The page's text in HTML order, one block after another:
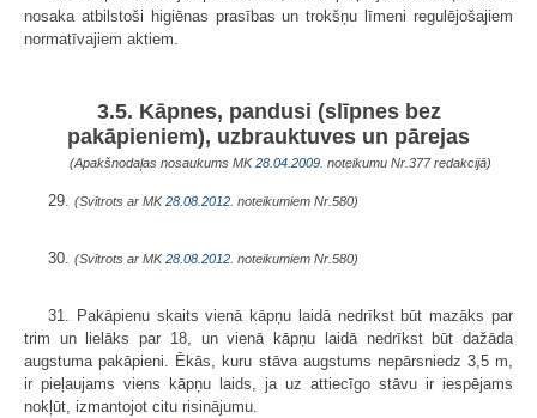
nosaka atbilstoši higiēnas prasības un trokšņu līmeni regulējošajiem
normatīvajiem aktiem.
3.5. Kāpnes, pandusi (slīpnes bez
pakāpieniem), uzbrauktuves un pārejas
(Apakšnodaļas nosaukums MK28.04.2009. noteikumu Nr.377 redakcijā)
29. (Svītrots ar MK28.08.2012. noteikumiem Nr.580)
30. (Svītrots ar MK28.08.2012. noteikumiem Nr.580)
31. Pakāpienu skaits vienā kāpņu laidā nedrīkst būt mazāks par
trim un lielāks par 18, un vienā kāpņu laidā nedrīkst būt dažāda
augstuma pakāpieni. Ēkās, kuru stāva augstums nepārsniedz 3,5 m,
ir pieļaujams viens kāpņu laids, ja uz attiecīgo stāvu ir iespējams
nokļūt, izmantojot citu risinājumu.